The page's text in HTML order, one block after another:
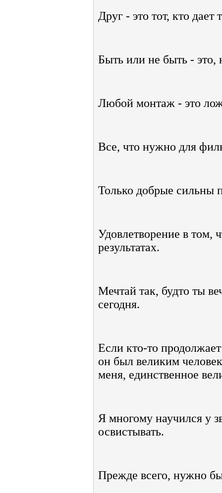
Друг - это тот, кто
Быть или не быть - это,
Любой монтаж - это
Все, что нужно для
Только добрые сильны
Удовлетворение в том,
результатах.
Мечтай так, будто ты
сегодня.
Если кто-то
он был великим
меня, единственное
Я многому научился у
освистывать.
Прежде всего, нужно